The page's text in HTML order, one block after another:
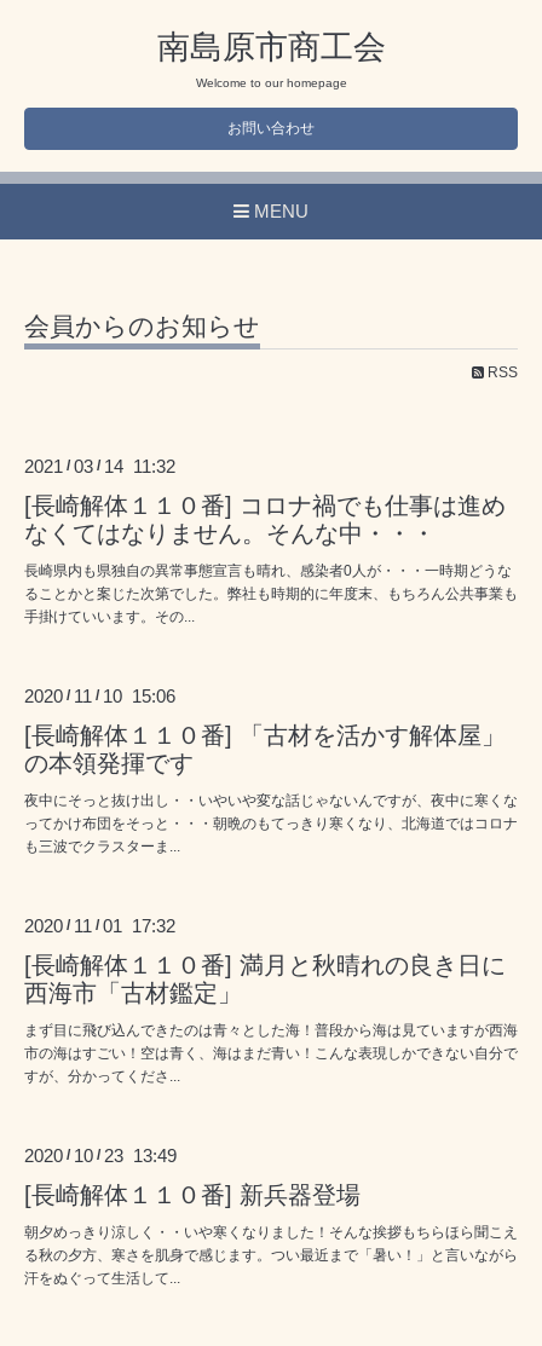
南島原市商工会
Welcome to our homepage
お問い合わせ
MENU
会員からのお知らせ
RSS
2021 /03 / 14 11:32
[長崎解体１１０番] コロナ禍でも仕事は進め
なくてはなりません。そんな中・・・
長崎県内も県独自の異常事態宣言も晴れ、感染者0人が・・・一時期どうな
ることかと案じた次第でした。弊社も時期的に年度末、もちろん公共事業も
手掛けていいます。その...
2020 / 11 / 10 15:06
[長崎解体１１０番] 「古材を活かす解体屋」
の本領発揮です
夜中にそっと抜け出し・・いやいや変な話じゃないんですが、夜中に寒くな
ってかけ布団をそっと・・・朝晩のもてっきり寒くなり、北海道ではコロナ
も三波でクラスターま...
2020 / 11 /01 17:32
[長崎解体１１０番] 満月と秋晴れの良き日に
西海市「古材鑑定」
まず目に飛び込んできたのは青々とした海！普段から海は見ていますが西海
市の海はすごい！空は青く、海はまだ青い！こんな表現しかできない自分で
すが、分かってくださ...
2020 / 10 / 23 13:49
[長崎解体１１０番] 新兵器登場
朝夕めっきり涼しく・・いや寒くなりました！そんな挨拶もちらほら聞こえ
る秋の夕方、寒さを肌身で感じます。つい最近まで「暑い！」と言いながら
汗をぬぐって生活して...